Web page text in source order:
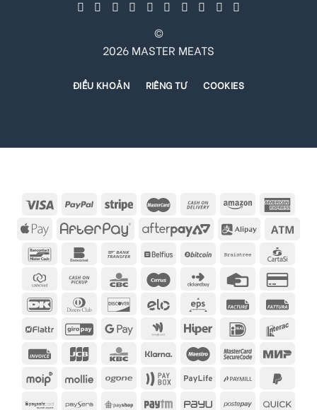
©
2026 MASTER MEATS
ĐIỀU KHOẢN RIÊNG TƯ COOKIES